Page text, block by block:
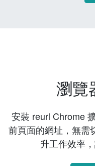
瀏覽
安裝 reurl Chrome
前頁面的網址，無需
升工作效率